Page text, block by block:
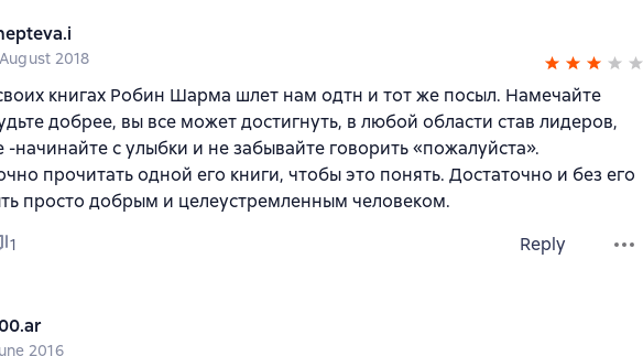
2018
книгах Робин Шарма шлет нам одтн и тот же посыл. Намечайте
добрее, вы все может достигнуть, в любой области став лидеров,
-начинайте с улыбки и не забывайте говорить «пожалуйста».
прочитать одной его книги, чтобы это понять. Достаточно и без его
просто добрым и целеустремленным человеком.
1 Reply
2016